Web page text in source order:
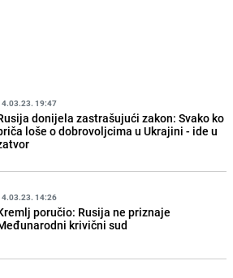
19:47
donijela zastrašujući zakon: Svako ko
loše o dobrovoljcima u Ukrajini - ide u
14:26
poručio: Rusija ne priznaje
krivični sud